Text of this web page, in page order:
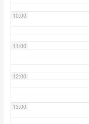
10:00
11:00
12:00
13:00